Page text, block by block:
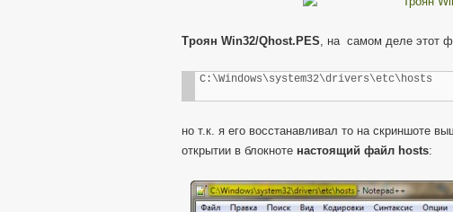
Троян Win32/Qhost.PES, на самом деле этот
C:\Windows\system32\drivers\etc\hosts
но т.к. я его восстанавливал то на скриншоте
открытии в блокноте настоящий файл hosts: